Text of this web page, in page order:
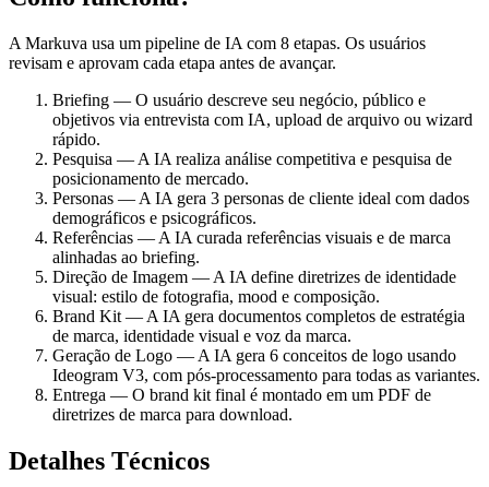
A Markuva usa um pipeline de IA com 8 etapas. Os usuários
revisam e aprovam cada etapa antes de avançar.
Briefing — O usuário descreve seu negócio, público e
objetivos via entrevista com IA, upload de arquivo ou wizard
rápido.
Pesquisa — A IA realiza análise competitiva e pesquisa de
posicionamento de mercado.
Personas — A IA gera 3 personas de cliente ideal com dados
demográficos e psicográficos.
Referências — A IA curada referências visuais e de marca
alinhadas ao briefing.
Direção de Imagem — A IA define diretrizes de identidade
visual: estilo de fotografia, mood e composição.
Brand Kit — A IA gera documentos completos de estratégia
de marca, identidade visual e voz da marca.
Geração de Logo — A IA gera 6 conceitos de logo usando
Ideogram V3, com pós-processamento para todas as variantes.
Entrega — O brand kit final é montado em um PDF de
diretrizes de marca para download.
Detalhes Técnicos